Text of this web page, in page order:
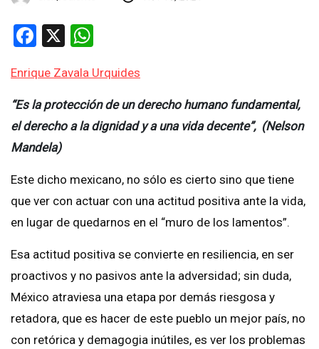
Facebook
X
Enrique Zavala Urquides
“Es la protección de un derecho humano fundamental,
el derecho a la dignidad y a una vida decente”, (Nelson
Mandela)
Este dicho mexicano, no sólo es cierto sino que tiene
que ver con actuar con una actitud positiva ante la vida,
en lugar de quedarnos en el “muro de los lamentos”.
Esa actitud positiva se convierte en resiliencia, en ser
proactivos y no pasivos ante la adversidad; sin duda,
México atraviesa una etapa por demás riesgosa y
retadora, que es hacer de este pueblo un mejor país, no
con retórica y demagogia inútiles, es ver los problemas